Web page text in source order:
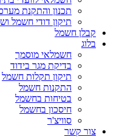
תכנון והתקנת
תיקון דודי חשמל
קבלן חשמל
בלוג
חשמלאי מוסמך
בדיקת מגר בידוד
תיקון תקלות חשמל
התקנות חשמל
בטיחות בחשמל
חיסכון בחשמל
סוויצ'ר
צור קשר